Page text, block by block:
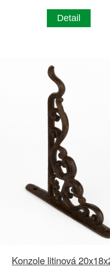
Detail
Konzole litinová